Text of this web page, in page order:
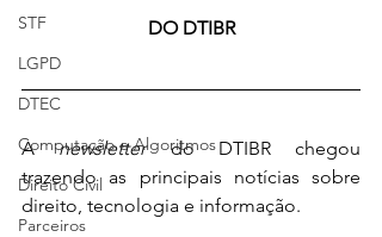
STF
LGPD
DTEC
Computação e Algoritmos
Direito Civil
Parceiros
DO DTIBR
A newsletter do DTIBR chegou
trazendo as principais notícias sobre
direito, tecnologia e informação.